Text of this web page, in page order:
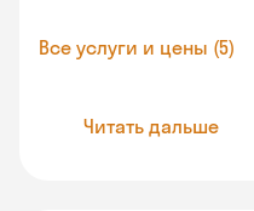
Все услуги и цены (5)
Читать дальше